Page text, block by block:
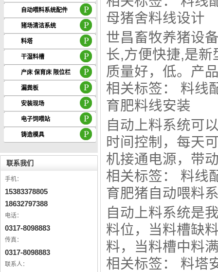
自动喂料系统配件
猪场清洁系统
料塔
干湿料槽
产床 保育床 限位栏
漏粪板
安装现场
电子饲喂站
铸造模具
联系我们
手机：
15383378805
18632797388
电话：
0317-8098883
传真：
0317-8098883
联系人：
母猪舍料线设计
世昌畜牧养猪设
长,方便快捷,是
质量好，低。产
相关标签：
料线
育肥料线安装
自动上料系统可
时间控制，每天
机接通电源，带
相关标签：
料线
育肥猪自动喂料
自动上料系统是
料位，当料槽缺
料，当料槽中料
相关标签：
料塔